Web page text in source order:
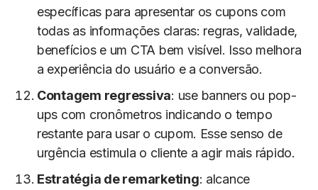
específicas para apresentar os cupons com
todas as informações claras: regras, validade,
benefícios e um CTA bem visível. Isso melhora
a experiência do usuário e a conversão.
Contagem regressiva: use banners ou pop-
ups com cronômetros indicando o tempo
restante para usar o cupom. Esse senso de
urgência estimula o cliente a agir mais rápido.
Estratégia de remarketing: alcance